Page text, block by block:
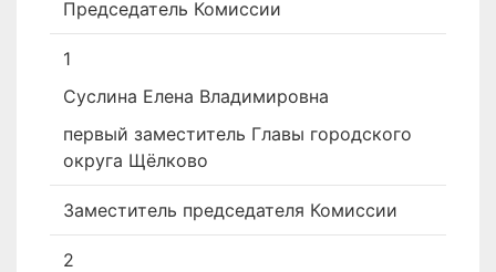
Председатель Комиссии
1
Суслина Елена Владимировна
первый заместитель Главы городского
округа Щёлково
Заместитель председателя Комиссии
2